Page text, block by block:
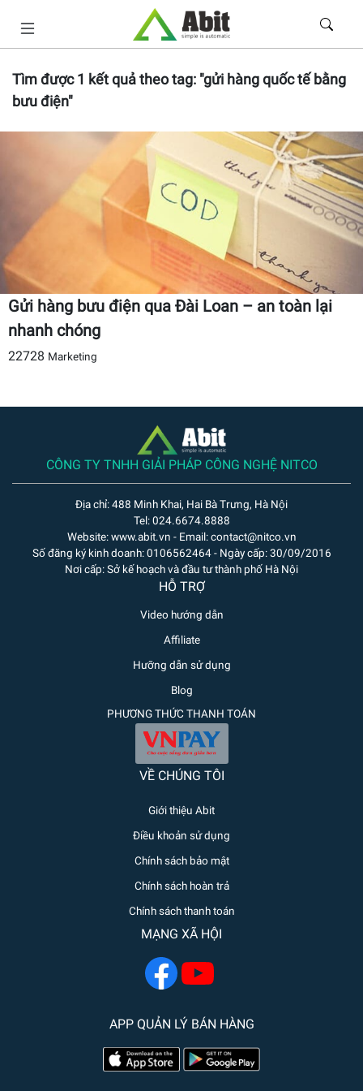
Tìm được1 kết quả theo tag: "gửi hàng quốc tế bằng
bưu điện"
Gửi hàng bưu điện qua Đài Loan – an toàn lại
nhanh chóng
22728 Marketing
CÔNG TY TNHH GIẢI PHÁP CÔNG NGHỆ NITCO
Địa chỉ: 488 Minh Khai, Hai Bà Trưng, Hà Nội
Tel: 024.6674.8888
Website: www.abit.vn - Email: contact@nitco.vn
Số đăng ký kinh doanh: 0106562464 - Ngày cấp: 30/09/2016
Nơi cấp: Sở kế hoạch và đầu tư thành phố Hà Nội
HỖ TRỢ
Video hướng dẫn
Affiliate
Hưỡng dẫn sử dụng
Blog
PHƯƠNG THỨC THANH TOÁN
VỀ CHÚNG TÔI
Giới thiệu Abit
Điều khoản sử dụng
Chính sách bảo mật
Chính sách hoàn trả
Chính sách thanh toán
MẠNG XÃ HỘI
APP QUẢN LÝ BÁN HÀNG